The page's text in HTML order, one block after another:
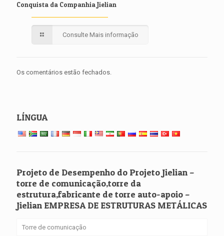
Conquista da Companhia Jielian
Consulte Mais informação
Os comentários estão fechados.
LÍNGUA
Projeto de Desempenho do Projeto Jielian –
torre de comunicação,torre da
estrutura,fabricante de torre auto-apoio –
Jielian EMPRESA DE ESTRUTURAS METÁLICAS
Torre de comunicação